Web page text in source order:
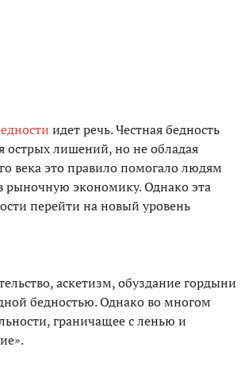
идет речь. Честная бедность
острых лишений, но не обладая
века это правило помогало людям
рыночную экономику. Однако эта
перейти на новый уровень
аскетизм, обуздание гордыни
бедностью. Однако во многом
граничащее с ленью и